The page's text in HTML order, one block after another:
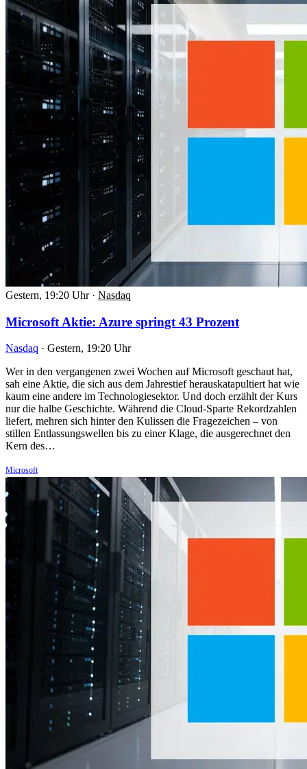
Gestern, 19:20 Uhr · Nasdaq
Microsoft Aktie: Azure springt 43 Prozent
Nasdaq · Gestern, 19:20 Uhr
Wer in den vergangenen zwei Wochen auf Microsoft geschaut hat,
sah eine Aktie, die sich aus dem Jahrestief herauskatapultiert hat wie
kaum eine andere im Technologiesektor. Und doch erzählt der Kurs
nur die halbe Geschichte. Während die Cloud-Sparte Rekordzahlen
liefert, mehren sich hinter den Kulissen die Fragezeichen – von
stillen Entlassungswellen bis zu einer Klage, die ausgerechnet den
Kern des…
Microsoft